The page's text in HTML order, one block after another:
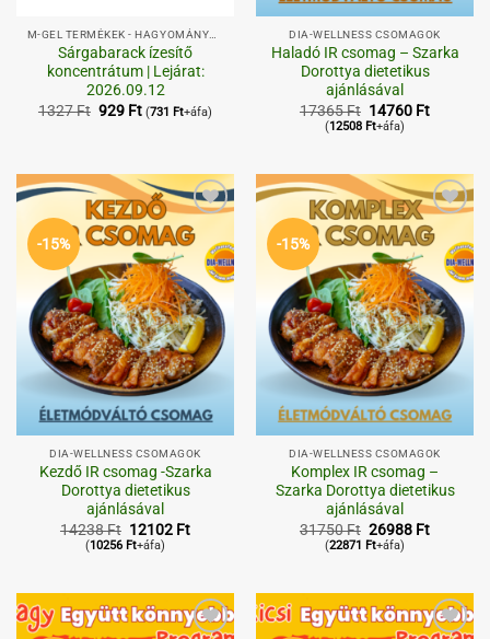
Sárgabarack ízesítő
koncentrátum | Lejárat:
2026.09.12
1327Ft Original
929 FtCurrent
price
(731 Ft+áfa)
DIA-WELLNESS CSOMAGOK
Haladó IR csomag – Szarka
Dorottya dietetikus
ajánlásával
17365Ft Original
price
14760 FtCurrent
(12508 Ft+áfa)
-15%
Kedvenceimhez
DIA-WELLNESS CSOMAGOK
Kezdő IR csomag -Szarka
Dorottya dietetikus
ajánlásával
14238Ft Original
price
12102 FtCurrent
(10256 Ft+áfa)
-15%
Kedvenceimhez
DIA-WELLNESS CSOMAGOK
Komplex IR csomag –
Szarka Dorottya dietetikus
ajánlásával
31750Ft Original
price
26988 FtCurrent
(22871 Ft+áfa)